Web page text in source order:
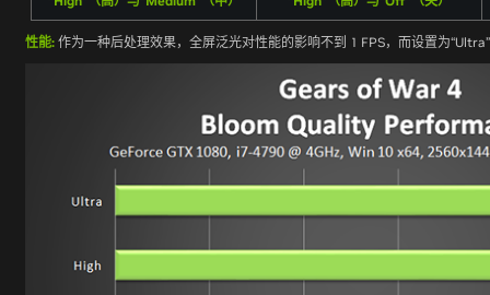
性能: 作为一种后处理效果，全屏泛光对性能的影响不到 1 FPS，而设置为